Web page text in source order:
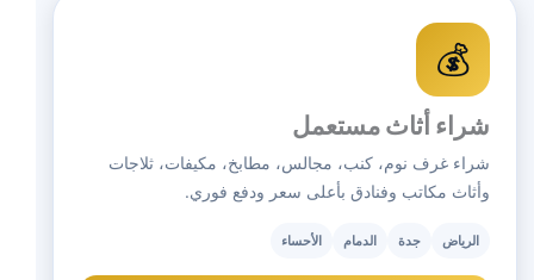
💰
شراء أثاث مستعمل
شراء غرف نوم، كنب، مجالس، مطابخ، مكيفات، ثلاجات
وأثاث مكاتب وفنادق بأعلى سعر ودفع فوري.
الرياض جدة الدمام الأحساء